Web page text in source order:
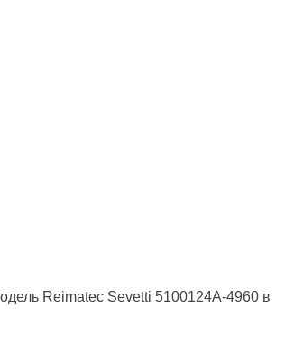
Reimatec Sevetti 5100124A-4960 в